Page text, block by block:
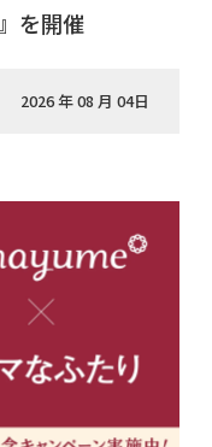
を開催
2026 年 08 月 04日